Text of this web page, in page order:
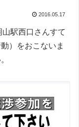
2016.05.17
駅西口さんすて
）をおこないま